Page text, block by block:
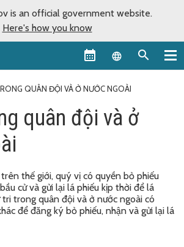
is an official government website.
Here's how you know
Language
QUÂN ĐỘI VÀ Ở NƯỚC NGOÀI
quân đội và ở
thế giới, quý vị có quyền bỏ phiếu
cử và gửi lại lá phiếu kịp thời để lá
tri trong quân đội và ở nước ngoài có
để đăng ký bỏ phiếu, nhận và gửi lại lá